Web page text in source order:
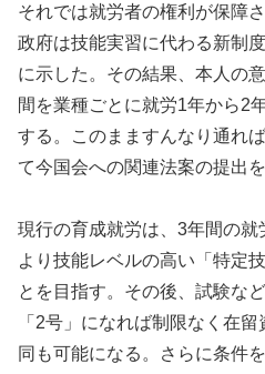
それでは就労者の権利が保障
政府は技能実習に代わる新制
に示した。その結果、本人の
間を業種ごとに就労1年から2
する。このまますんなり通れ
て今国会への関連法案の提出
現行の育成就労は、3年間の
より技能レベルの高い「特定
とを目指す。その後、試験な
「2号」になれば制限なく在
同も可能になる。さらに条件